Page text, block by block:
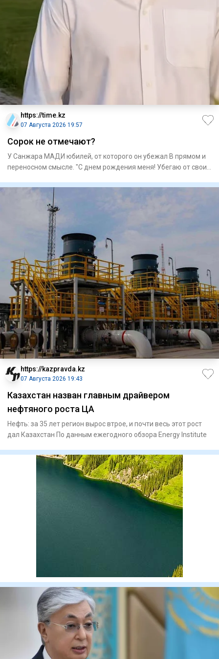
https://time.kz
07 Августа 2026 19:57
Сорок не отмечают?
У Санжара МАДИ юбилей, от которого он убежал В прямом и
переносном смысле. "С днем рождения меня! Убегаю от своих
https://kazpravda.kz
07 Августа 2026 19:43
Казахстан назван главным драйвером
нефтяного роста ЦА
Нефть: за 35 лет регион вырос втрое, и почти весь этот рост
дал Казахстан По данным ежегодного обзора Energy Institute